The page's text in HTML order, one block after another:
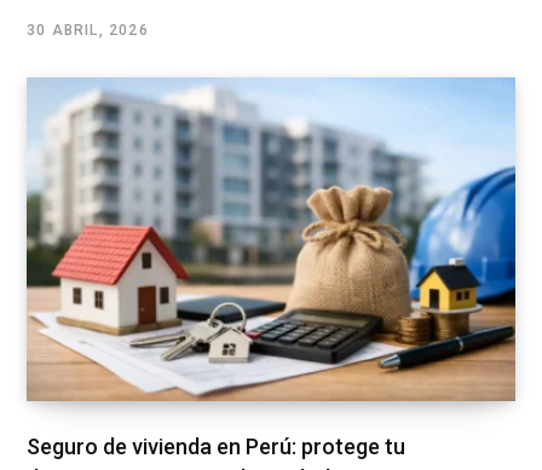
30 ABRIL, 2026
Seguro de vivienda en Perú: protege tu